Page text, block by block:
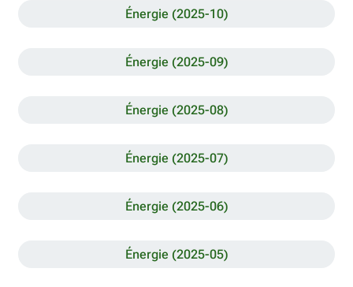
Énergie (2025-10)
Énergie (2025-09)
Énergie (2025-08)
Énergie (2025-07)
Énergie (2025-06)
Énergie (2025-05)